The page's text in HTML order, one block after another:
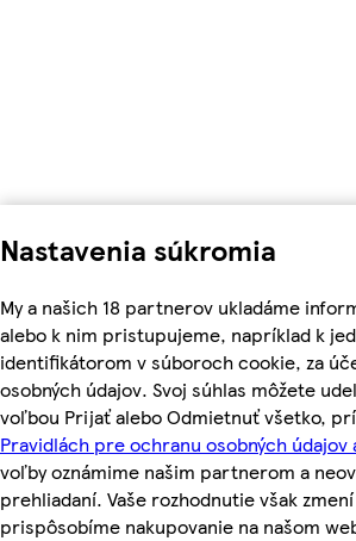
Nastavenia súkromia
My a našich 18 partnerov ukladáme
alebo k nim pristupujeme, napríklad k
identifikátorom v súboroch cookie, za
osobných údajov. Svoj súhlas môžete
voľbou Prijať alebo Odmietnuť všetko,
Pravidlách pre ochranu osobných údajov
voľby oznámime našim partnerom a
prehliadaní. Vaše rozhodnutie však
prispôsobíme nakupovanie na našom